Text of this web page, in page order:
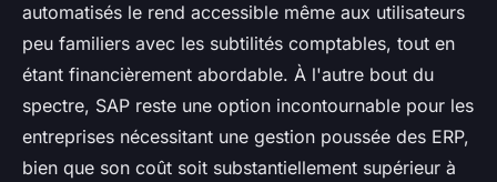
automatisés le rend accessible même aux utilisateurs
peu familiers avec les subtilités comptables, tout en
étant financièrement abordable. À l'autre bout du
spectre, SAP reste une option incontournable pour les
entreprises nécessitant une gestion poussée des ERP,
bien que son coût soit substantiellement supérieur à